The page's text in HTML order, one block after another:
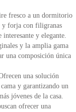
fresco a un dormitorio
y forja con filigranas
y elegante.
y la amplia gama
una composición única
una solución
y garantizando un
jóvenes de la casa.
ofrecer una